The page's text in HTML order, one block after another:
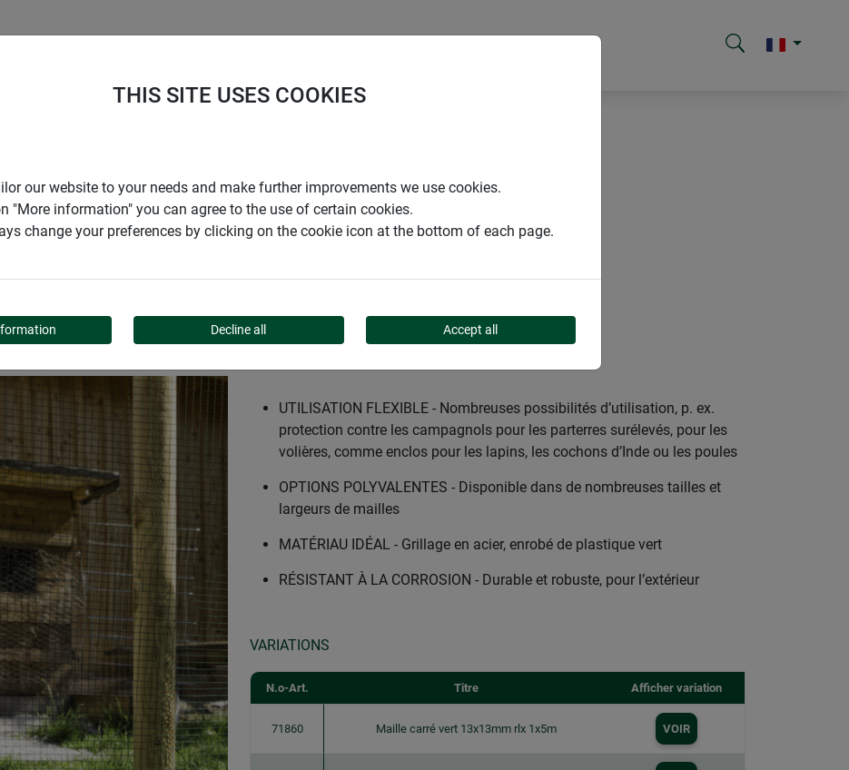
VERT
UTILISATION FLEXIBLE - Nombreuses possibilités d’utilisation, p. ex.
protection contre les campagnols pour les parterres surélevés, pour les
volières, comme enclos pour les lapins, les cochons d’Inde ou les poules
OPTIONS POLYVALENTES - Disponible dans de nombreuses tailles et
largeurs de mailles
MATÉRIAU IDÉAL - Grillage en acier, enrobé de plastique vert
RÉSISTANT À LA CORROSION - Durable et robuste, pour l’extérieur
VARIATIONS
N.o-Art. Titre Afficher variation
71860 Maille carré vert 13x13mm rlx 1x5m VOIR
THIS SITE USES COOKIES
our website to your needs and make further improvements we use cookies.
"More information" you can agree to the use of certain cookies.
change your preferences by clicking on the cookie icon at the bottom of each page.
Decline all Accept all